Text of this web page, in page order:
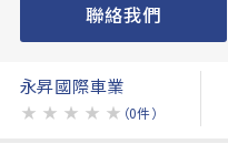
聯絡我們
永昇國際車業
★ ★ ★ ★ ★ （0件）